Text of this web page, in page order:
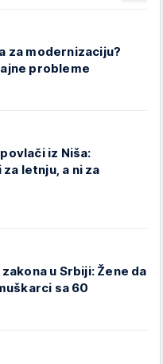
za modernizaciju?
probleme
iz Niša:
letnju, a ni za
u Srbiji: Žene da
sa 60